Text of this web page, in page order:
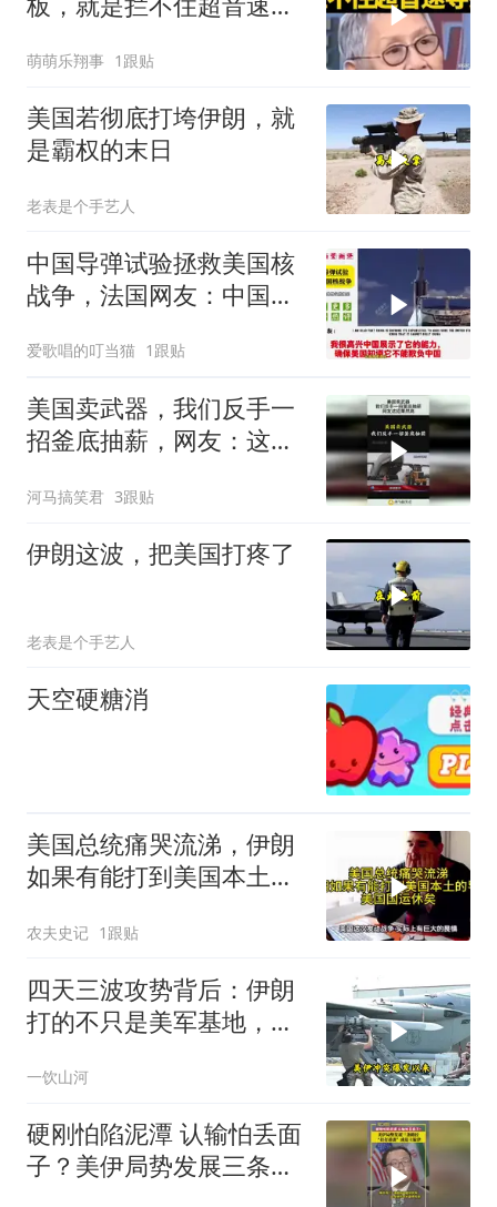
萌萌乐翔事 1跟贴
美国若彻底打垮伊朗，就
是霸权的末日
老表是个手艺人
中国导弹试验拯救美国核
战争，法国网友：中国终
爱歌唱的叮当猫 1跟贴
美国卖武器，我们反手一
招釜底抽薪，网友：这招
河马搞笑君 3跟贴
伊朗这波，把美国打疼了
老表是个手艺人
天空硬糖消
美国总统痛哭流涕，伊朗
如果有能打到美国本土导
农夫史记 1跟贴
四天三波攻势背后：伊朗
打的不只是美军基地，还
一饮山河
硬刚怕陷泥潭 认输怕丢面
子？美伊局势发展三条路